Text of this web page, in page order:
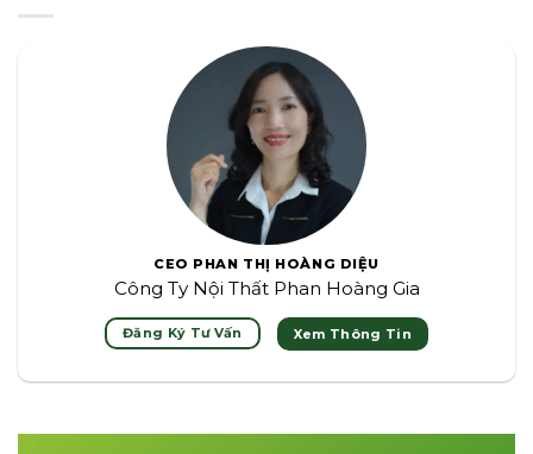
CEO PHAN THỊ HOÀNG DIỆU
Công Ty Nội Thất Phan Hoàng Gia
Đăng Ký Tư Vấn Xem Thông Tin